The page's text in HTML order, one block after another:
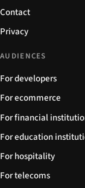
Contact
Privacy
AUDIENCES
For developers
For ecommerce
For financial
For education
For hospitality
For telecoms